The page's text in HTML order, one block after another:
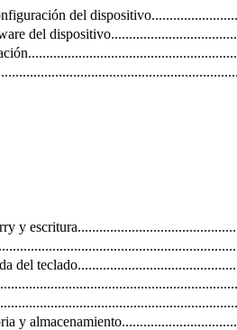
del
del
y
del
y